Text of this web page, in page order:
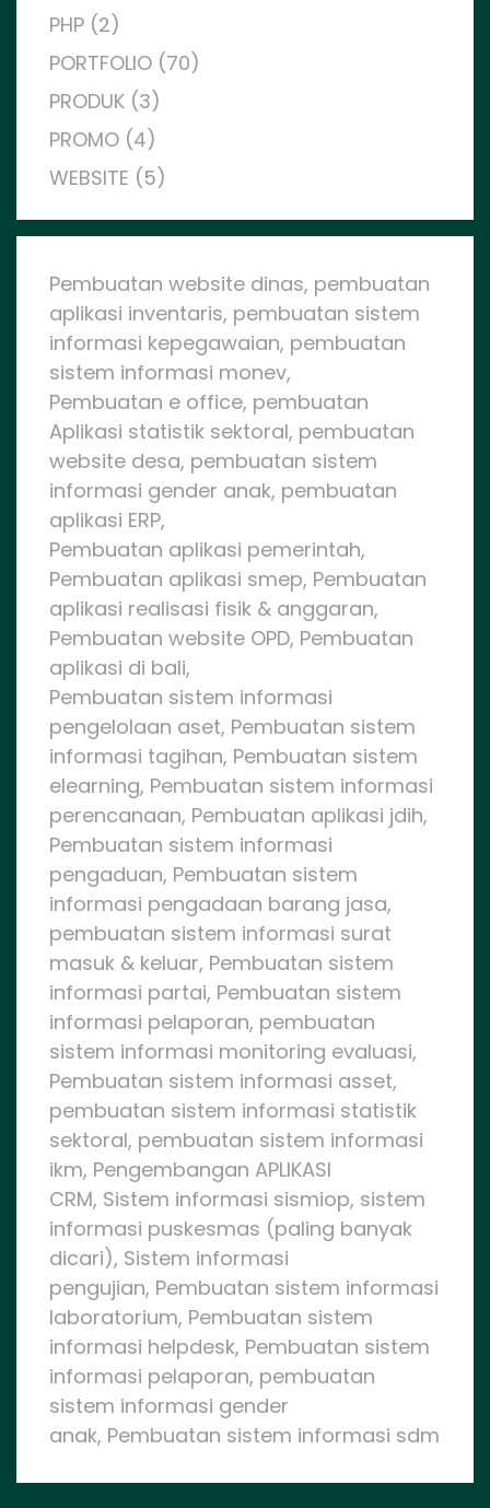
PHP (2)
PORTFOLIO (70)
PRODUK (3)
PROMO (4)
WEBSITE (5)
Pembuatan website dinas, pembuatan
aplikasi inventaris, pembuatan sistem
informasi kepegawaian, pembuatan
sistem informasi monev,
Pembuatan e office, pembuatan
Aplikasi statistik sektoral, pembuatan
website desa, pembuatan sistem
informasi gender anak, pembuatan
aplikasi ERP,
Pembuatan aplikasi pemerintah,
Pembuatan aplikasi smep, Pembuatan
aplikasi realisasi fisik & anggaran,
Pembuatan website OPD, Pembuatan
aplikasi di bali,
Pembuatan sistem informasi
pengelolaan aset, Pembuatan sistem
informasi tagihan, Pembuatan sistem
elearning, Pembuatan sistem informasi
perencanaan, Pembuatan aplikasi jdih,
Pembuatan sistem informasi
pengaduan, Pembuatan sistem
informasi pengadaan barang jasa,
pembuatan sistem informasi surat
masuk & keluar, Pembuatan sistem
informasi partai, Pembuatan sistem
informasi pelaporan, pembuatan
sistem informasi monitoring evaluasi,
Pembuatan sistem informasi asset,
pembuatan sistem informasi statistik
sektoral, pembuatan sistem informasi
ikm, Pengembangan APLIKASI
CRM, Sistem informasi sismiop, sistem
informasi puskesmas (paling banyak
dicari), Sistem informasi
pengujian, Pembuatan sistem informasi
laboratorium, Pembuatan sistem
informasi helpdesk, Pembuatan sistem
informasi pelaporan, pembuatan
sistem informasi gender
anak, Pembuatan sistem informasi sdm